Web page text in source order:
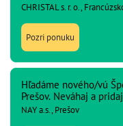
CHRISTAL s. r. o.,
Pozri ponuku
Hľadáme nového/vú
Prešov. Neváhaj a
NAY a.s., Prešov